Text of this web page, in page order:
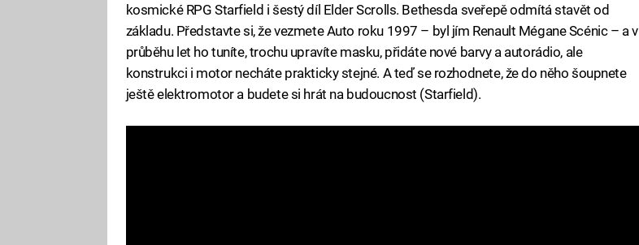
kosmické RPG Starfield i šestý díl Elder Scrolls. Bethesda sveřepě odmítá stavět od
základu. Představte si, že vezmete Auto roku 1997 – byl jím Renault Mégane Scénic – a v
průběhu let ho tuníte, trochu upravíte masku, přidáte nové barvy a autorádio, ale
konstrukci i motor necháte prakticky stejné. A teď se rozhodnete, že do něho šoupnete
ještě elektromotor a budete si hrát na budoucnost (Starfield).